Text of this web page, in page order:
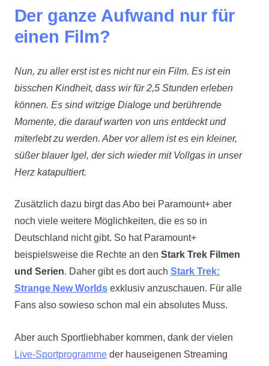
Der ganze Aufwand nur für
einen Film?
Nun, zu aller erst ist es nicht nur ein Film. Es ist ein
bisschen Kindheit, dass wir für 2,5 Stunden erleben
können. Es sind witzige Dialoge und berührende
Momente, die darauf warten von uns entdeckt und
miterlebt zu werden. Aber vor allem ist es ein kleiner,
süßer blauer Igel, der sich wieder mit Vollgas in unser
Herz katapultiert.
Zusätzlich dazu birgt das Abo bei Paramount+ aber
noch viele weitere Möglichkeiten, die es so in
Deutschland nicht gibt. So hat Paramount+
beispielsweise die Rechte an den Stark Trek Filmen
und Serien. Daher gibt es dort auch Stark Trek:
Strange New Worldsexklusiv anzuschauen. Für alle
Fans also sowieso schon mal ein absolutes Muss.
Aber auch Sportliebhaber kommen, dank der vielen
Live-Sportprogrammeder hauseigenen Streaming